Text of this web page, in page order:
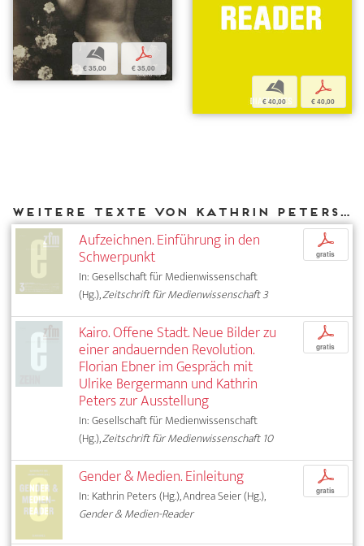
b
€ 35,00
p
€ 35,00
b
€ 40,00
p
€ 40,00
Weitere Texte von Kathrin Peters bei DIAPHANES
Aufzeichnen. Einführung in den
Schwerpunkt
In: Gesellschaft für Medienwissenschaft
(Hg.),Zeitschrift für Medienwissenschaft 3
p
gratis
Kairo. Offene Stadt. Neue Bilder zu
einer andauernden Revolution.
Florian Ebner im Gespräch mit
Ulrike Bergermann und Kathrin
Peters zur Ausstellung
In: Gesellschaft für Medienwissenschaft
(Hg.),Zeitschrift für Medienwissenschaft 10
p
gratis
Gender & Medien. Einleitung
In: Kathrin Peters (Hg.), Andrea Seier (Hg.),
Gender & Medien-Reader
p
gratis